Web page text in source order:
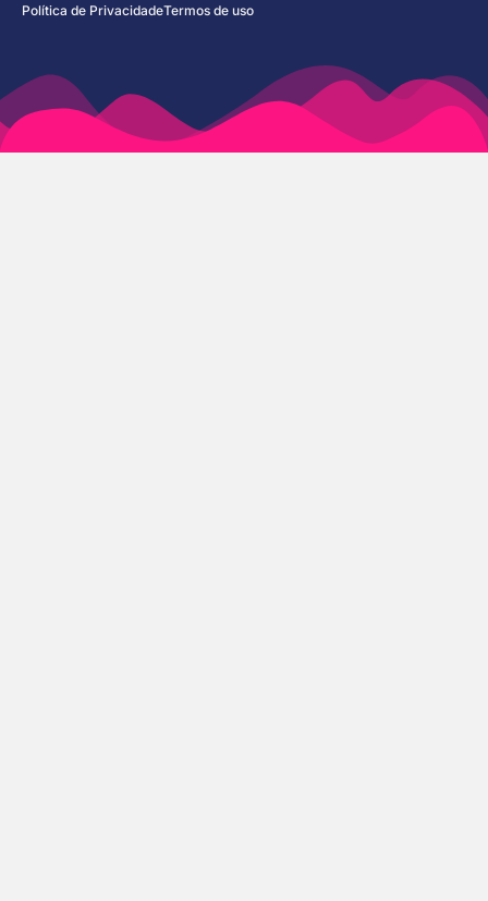
Política de PrivacidadeTermos de uso